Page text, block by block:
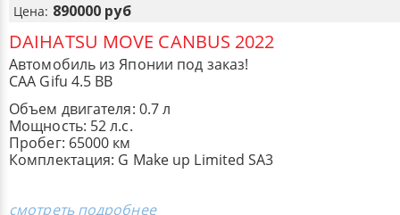
Цена: 890000 руб
DAIHATSU MOVE CANBUS 2022
Автомобиль из Японии под заказ!
CAA Gifu 4.5 BB
Объем двигателя: 0.7 л
Мощность: 52 л.с.
Пробег: 65000 км
Комплектация: G Make up Limited SA3
смотреть подробнее